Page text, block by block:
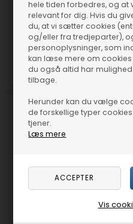
hele tiden forbedres, og
relevant for dig. Hvis du
du, at vi sætter cookies
og/eller fra tredjeparter),
personoplysninger, som
kan læse mere om
du også altid har
tilbage.
Herunder kan du vælge
de forskellige typer
tjener.
Læs mere
Vis
"Berlin" bøjlegreb blank krom 160
mm (Restvare)
DKK 699,00